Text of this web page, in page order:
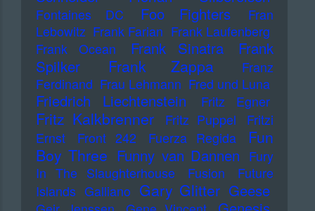
Fontaines DC Foo Fighters
Fran
Lebowitz Frank Farian Frank Laufenberg
Frank Ocean
Frank Sinatra
Frank
Spilker
Frank Zappa
Franz
Ferdinand Frau Lehmann Fred und Luna
Friedrich Liechtenstein Fritz Egner
Fritz Kalkbrenner Fritz Puppel
Fritzi
Ernst
Front 242 Fuerza Regida
Fun
Boy Three Funny van Dannen Fury
In The Slaughterhouse
Fusion
Future
Islands Galliano Gary Glitter Geese